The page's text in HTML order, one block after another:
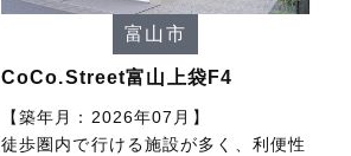
富山市
CoCo.Street富山上袋F4
【築年月：2026年07月】
徒歩圏内で行ける施設が多く、利便性